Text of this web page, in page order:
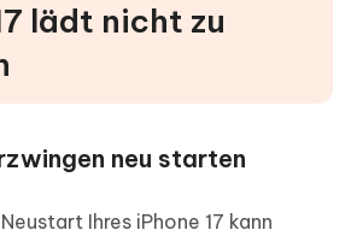
lädt nicht zu
neu starten
Ihres iPhone 17 kann